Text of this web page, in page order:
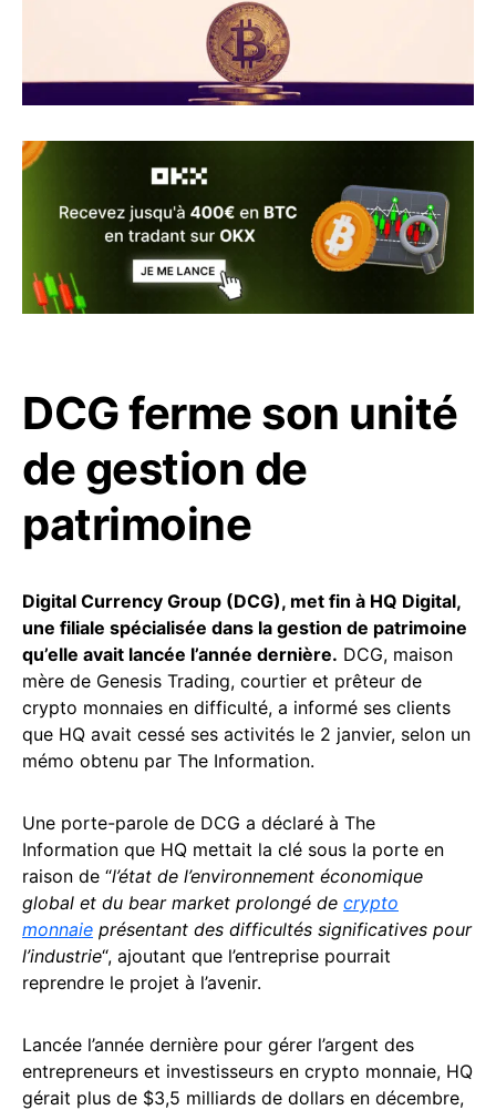
DCG ferme son unité
de gestion de
patrimoine
Digital Currency Group (DCG), met fin à HQ Digital,
une filiale spécialisée dans la gestion de patrimoine
qu’elle avait lancée l’année dernière. DCG, maison
mère de Genesis Trading, courtier et prêteur de
crypto monnaies en difficulté, a informé ses clients
que HQ avait cessé ses activités le 2 janvier, selon un
mémo obtenu par The Information.
Une porte-parole de DCG a déclaré à The
Information que HQ mettait la clé sous la porte en
raison de “l’état de l’environnement économique
global et du bear market prolongé de crypto
monnaie présentant des difficultés significatives pour
l’industrie“, ajoutant que l’entreprise pourrait
reprendre le projet à l’avenir.
Lancée l’année dernière pour gérer l’argent des
entrepreneurs et investisseurs en crypto monnaie, HQ
gérait plus de $3,5 milliards de dollars en décembre,